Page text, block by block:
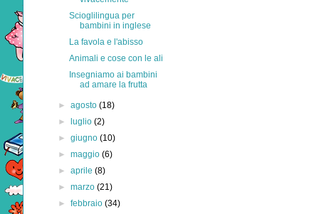
Scioglilingua per
bambini in inglese
La favola e l'abisso
Animali e cose con le ali
Insegniamo ai bambini
ad amare la frutta
►agosto(18)
►
luglio(2)
►giugno(10)
►maggio(6)
►aprile(8)
►marzo(21)
►febbraio(34)